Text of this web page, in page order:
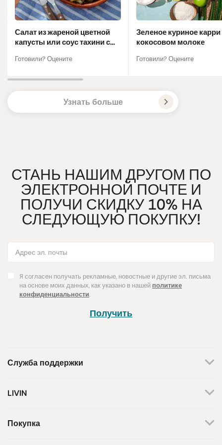
Салат из жареной цветной
капусты или соус тахини с
Готовили? Оцените
Зеленое куриное карри
кокосовом молоке
Готовили? Оцените
Узнать больше
СТАНЬ НАШИМ ДРУГОМ ПО
ЭЛЕКТРОННОЙ ПОЧТЕ И
ПОЛУЧИ СКИДКУ 10% НА
СЛЕДУЮЩУЮ ПОКУПКУ!
Я согласен получать рекламные, новостные и другие эл. письма
на основе моих данных, как указано в нашей политике
конфиденциальности.
Получить
Служба поддержки
Написать запрос
Мы работаем по будням.
LIVIN
Контакты
Покупка